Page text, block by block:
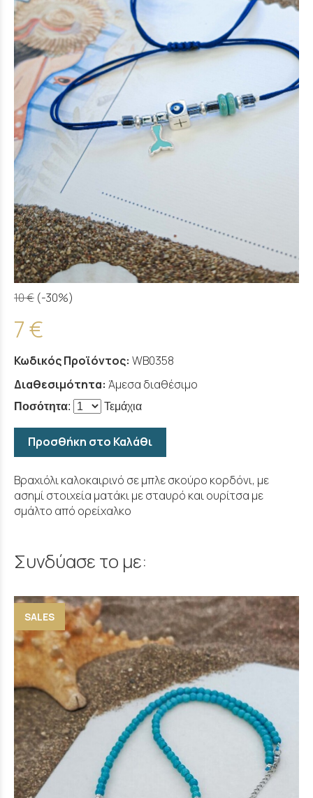
10 € (-30%)
7 €
Κωδικός Προϊόντος: WB0358
Διαθεσιμότητα: Άμεσα διαθέσιμο
Ποσότητα: Τεμάχια
Προσθήκη στο Καλάθι
Βραχιόλι καλοκαιρινό σε μπλε σκούρο κορδόνι, με
ασημί στοιχεία ματάκι με σταυρό και ουρίτσα με
σμάλτο από ορείχαλκο
Συνδύασε το με:
SALES
Blue lake necklace